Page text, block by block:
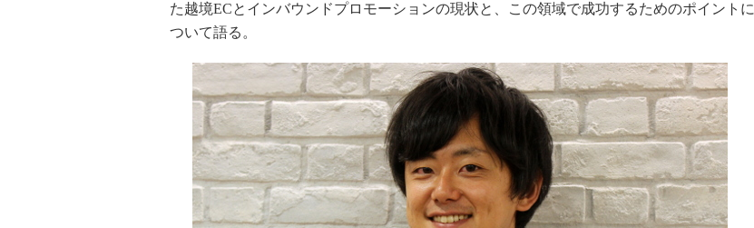
た越境ECとインバウンドプロモーションの現状と、この領域で成功するためのポイントに
ついて語る。